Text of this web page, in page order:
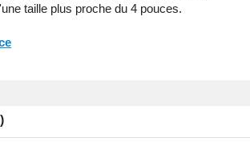
taille plus proche du 4 pouces.